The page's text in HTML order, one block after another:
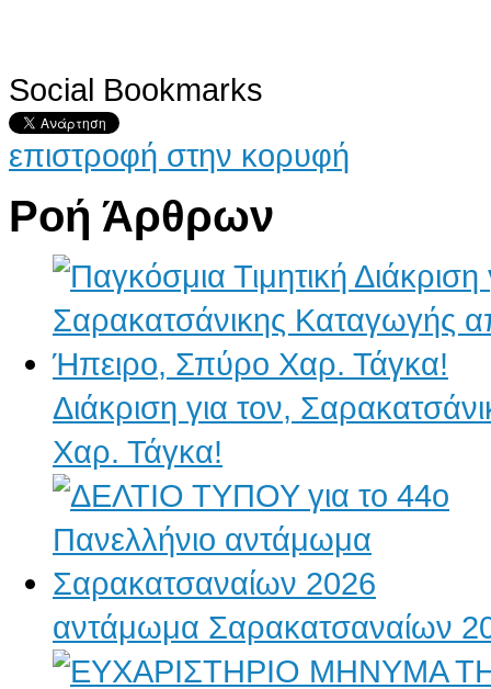
Social Bookmarks
επιστροφή στην κορυφή
Ροή Άρθρων
Διάκριση για τον,
Χαρ. Τάγκα!
αντάμωμα Σαρακατσαναίων